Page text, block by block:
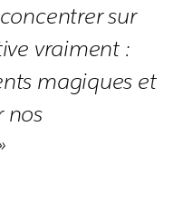
sur
vraiment :
magiques et
nos